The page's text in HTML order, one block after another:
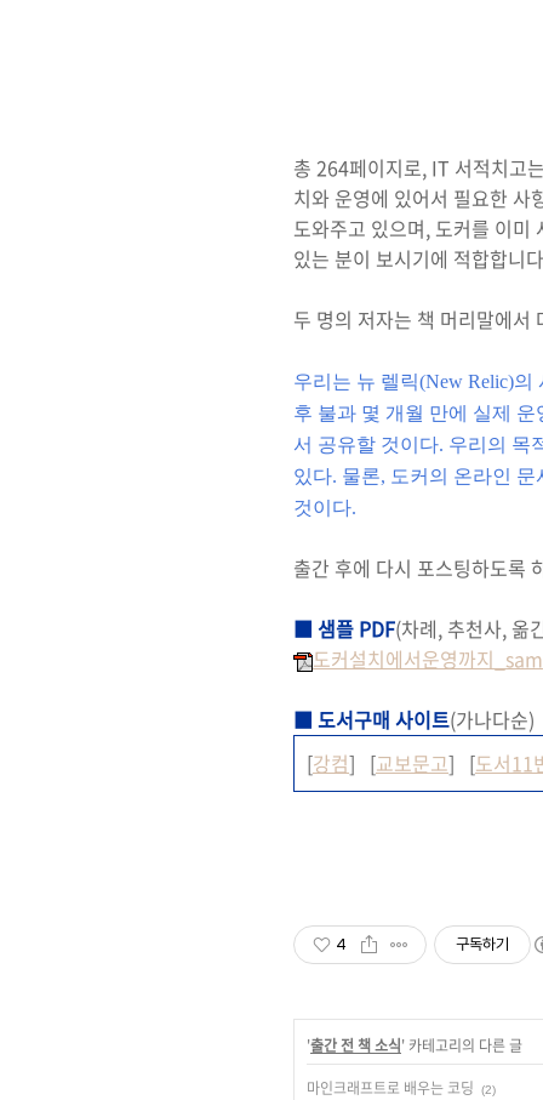
총 264페이지로, IT 서적치고
치와 운영에 있어서 필요한 사
도와주고 있으며, 도커를 이미
있는 분이 보시기에 적합합니
두 명의 저자는 책 머리말에서
우리는 뉴 렐릭(New Relic)
후 불과 몇 개월 만에 실제
서 공유할 것이다. 우리의 목
있다. 물론, 도커의 온라인
것이다.
출간 후에 다시 포스팅하도록
■ 샘플 PDF(차례, 추천사, 옮
도커설치에서운영까지
■ 도서구매 사이트(가나다순)
[강컴] [교보문고] [도서11
4 구독하기
'출간 전 책 소식' 카테고리의 다른 글
마인크래프트로 배우는 코딩
(2)